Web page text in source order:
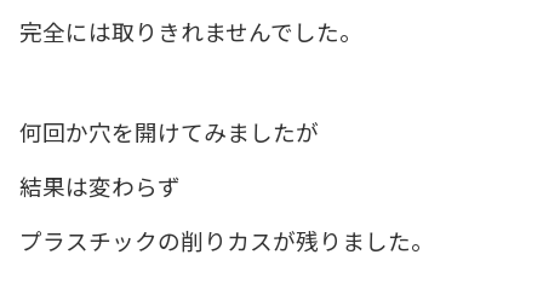
完全には取りきれませんでした。
何回か穴を開けてみましたが
結果は変わらず
プラスチックの削りカスが残りました。